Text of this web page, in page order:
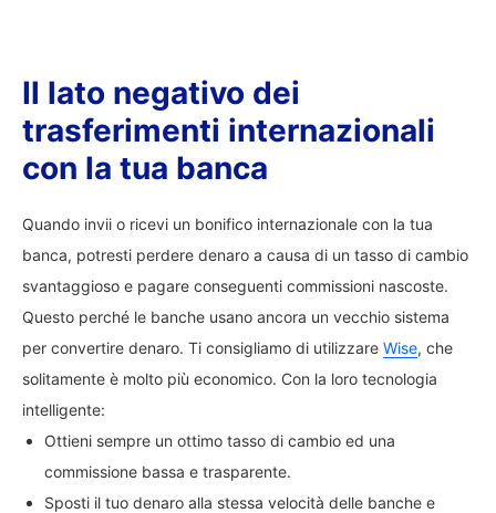
Il lato negativo dei
trasferimenti internazionali
con la tua banca
Quando invii o ricevi un bonifico internazionale con la tua
banca, potresti perdere denaro a causa di un tasso di cambio
svantaggioso e pagare conseguenti commissioni nascoste.
Questo perché le banche usano ancora un vecchio sistema
per convertire denaro. Ti consigliamo di utilizzare Wise, che
solitamente è molto più economico. Con la loro tecnologia
intelligente:
Ottieni sempre un ottimo tasso di cambio ed una
commissione bassa e trasparente.
Sposti il tuo denaro alla stessa velocità delle banche e